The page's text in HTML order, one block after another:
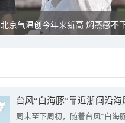
北京气温创今年来新高 焖蒸感不
台风“白海豚”靠近浙闽沿
周末至下周初，随着台风“白海